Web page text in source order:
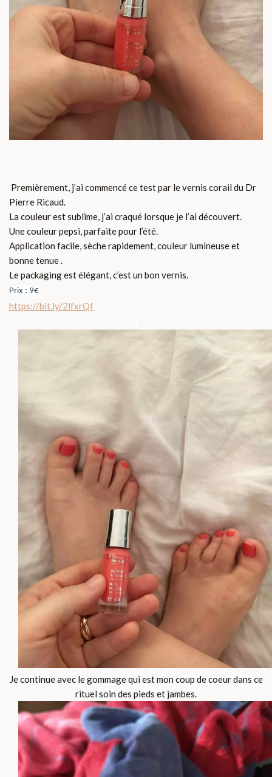
Premièrement, j’ai commencé ce test par le vernis corail du Dr
Pierre Ricaud.
La couleur est sublime, j’ai craqué lorsque je l’ai découvert.
Une couleur pepsi, parfaite pour l’été.
Application facile, sèche rapidement, couleur lumineuse et
bonne tenue .
Le packaging est élégant, c’est un bon vernis.
Prix : 9€
https://bit.ly/2lfxrQf
Je continue avec le gommage qui est mon coup de coeur dans ce
rituel soin des pieds et jambes.